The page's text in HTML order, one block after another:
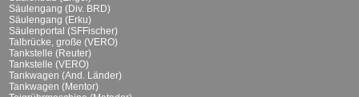
Säulengang (Div. BRD)
Säulengang (Erku)
Säulenportal (SFFischer)
Talbrücke, große (VERO)
Tankstelle (Reuter)
Tankstelle (VERO)
Tankwagen (And. Länder)
Tankwagen (Mentor)